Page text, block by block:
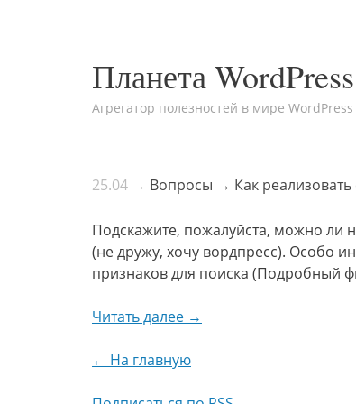
Планета WordPress
Агрегатор полезностей в мире WordPress
25.04 → Вопросы → Как
Подскажите, пожалуйста, можно ли
(не дружу, хочу вордпресс). Особо
признаков для поиска (Подробный
Читать далее →
← На главную